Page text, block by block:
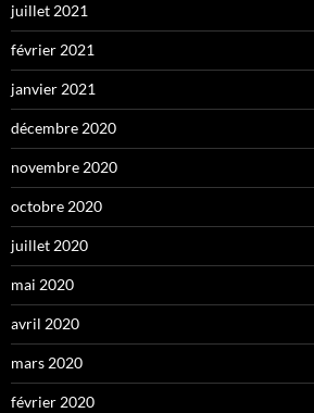
juillet 2021
février 2021
janvier 2021
décembre 2020
novembre 2020
octobre 2020
juillet 2020
mai 2020
avril 2020
mars 2020
février 2020